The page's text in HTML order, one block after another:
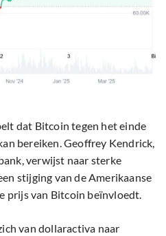
dat Bitcoin tegen het einde
bereiken. Geoffrey Kendrick,
verwijst naar sterke
stijging van de Amerikaanse
prijs van Bitcoin beïnvloedt.
van dollaractiva naar